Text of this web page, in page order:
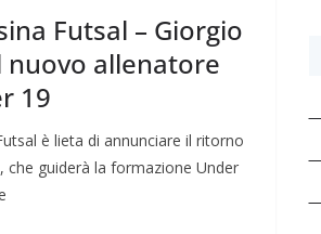
Futsal – Giorgio
nuovo allenatore
19
è lieta di annunciare il ritorno
che guiderà la formazione Under